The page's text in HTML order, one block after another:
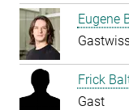
Eugene
Frick
Gast